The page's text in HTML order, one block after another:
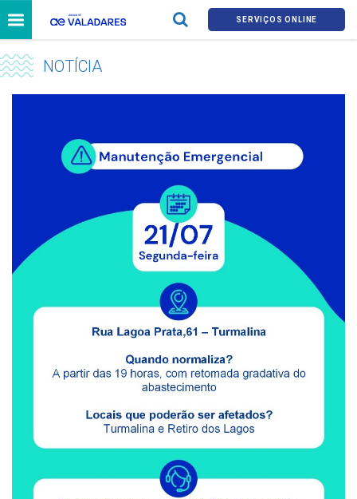
SERVIÇOS ONLINE
NOTÍCIA